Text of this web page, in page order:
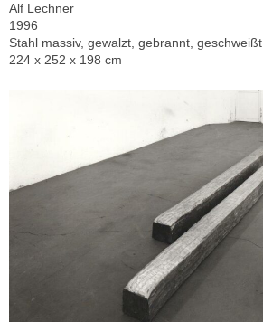
Alf Lechner
1996
Stahl massiv, gewalzt, gebrannt, geschweißt
224 x 252 x 198 cm